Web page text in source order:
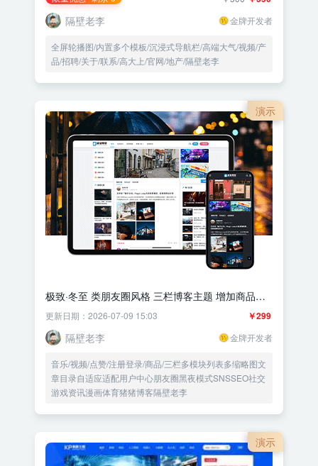
隔壁老李 金牌开发者
全屏轮播图/内置多个模板/沉浸式导航栏/高端大气/视频/产
品/招聘/关于/联系/高大上/官网/地产/隔壁老李
演示
极致·冬至 类朋友圈风格 三栏博客主题 增加商品字
段
￥299
更新日期：2026-07-09 15:03
隔壁老李 金牌开发者
音乐/视频/点赞/注册登录/商品/三栏多模块列表多缩略图文
章目录自适应适配用户中心朋友圈黑夜模式SNSSEO社交
游戏资讯漫画体育猪猪博客隔壁老李
演示